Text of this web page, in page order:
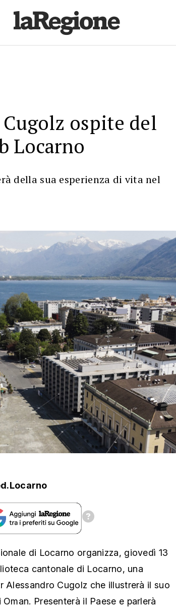
ospite del
Locarno
della sua esperienza di vita nel
di Locarno organizza, giovedì 13
cantonale di Locarno, una
Alessandro Cugolz che illustrerà il suo
Presenterà il Paese e parlerà